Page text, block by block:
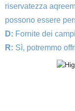
riservatezza
possono essere
D: Fornite dei
R: Sì, potremmo